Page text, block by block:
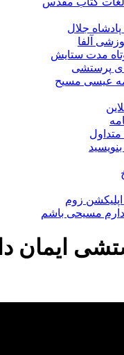
جلال
آلفا
مدت ستایش
پرستشی
عیسی مسیح
زوم
مسیحی باشم
ایمان